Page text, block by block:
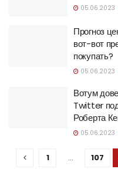
05.06.2023
Прогноз
вот-вот
покупать?
05.06.2023
Вотум
Twitter
Роберта
05.06.2023
1 … 107